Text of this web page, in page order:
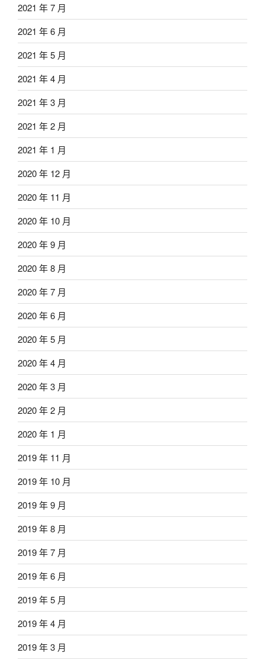
2021 年 7 月
2021 年 6 月
2021 年 5 月
2021 年 4 月
2021 年 3 月
2021 年 2 月
2021 年 1 月
2020 年 12 月
2020 年 11 月
2020 年 10 月
2020 年 9 月
2020 年 8 月
2020 年 7 月
2020 年 6 月
2020 年 5 月
2020 年 4 月
2020 年 3 月
2020 年 2 月
2020 年 1 月
2019 年 11 月
2019 年 10 月
2019 年 9 月
2019 年 8 月
2019 年 7 月
2019 年 6 月
2019 年 5 月
2019 年 4 月
2019 年 3 月